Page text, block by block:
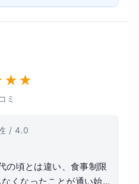
★★
ミ
/ 4.0
の頃とは違い、食事制限
くなったことが通い始